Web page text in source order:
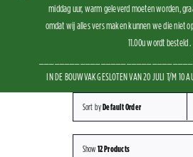
middag uur, warm geleverd moeten worden,
omdat wij alles vers maken kunnen we die niet
11.00u wordt besteld .
IN DE BOUWVAK GESLOTEN VAN 20 JULI T/M
Sort byDefault Order
Show12 Products